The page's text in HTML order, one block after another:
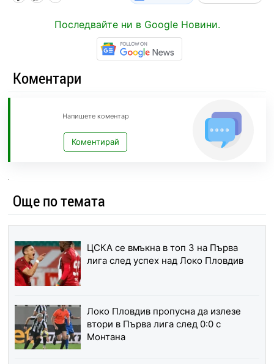
Последвайте ни в Google Новини.
Коментари
Напишете коментар
Коментирай
Още по темата
ЦСКА се вмъкна в топ 3 на Първа
лига след успех над Локо Пловдив
Локо Пловдив пропусна да излезе
втори в Първа лига след 0:0 с
Монтана